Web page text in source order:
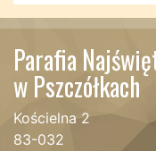
Parafia
w Pszczółkach
Kościelna 2
83-032